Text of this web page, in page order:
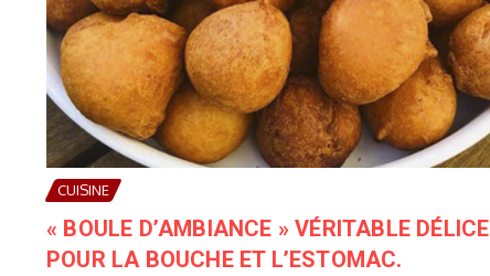
CUISINE
« BOULE D’AMBIANCE » VÉRITABLE DÉLICE
POUR LA BOUCHE ET L’ESTOMAC.